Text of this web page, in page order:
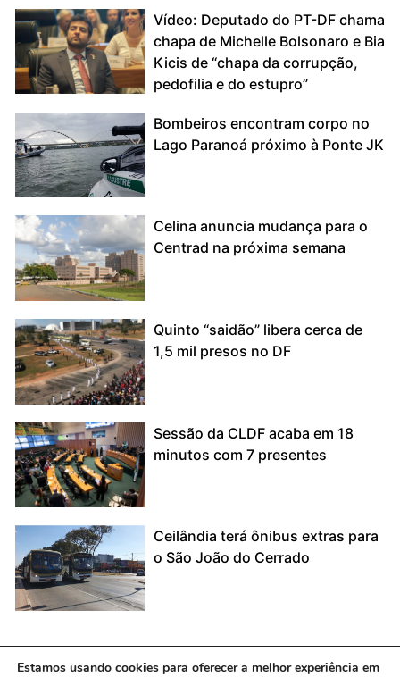
Vídeo: Deputado do PT-DF chama
chapa de Michelle Bolsonaro e Bia
Kicis de “chapa da corrupção,
pedofilia e do estupro”
Bombeiros encontram corpo no
Lago Paranoá próximo à Ponte JK
Celina anuncia mudança para o
Centrad na próxima semana
Quinto “saidão” libera cerca de
1,5 mil presos no DF
Sessão da CLDF acaba em 18
minutos com 7 presentes
Ceilândia terá ônibus extras para
o São João do Cerrado
Estamos usando cookies para oferecer a melhor experiência em